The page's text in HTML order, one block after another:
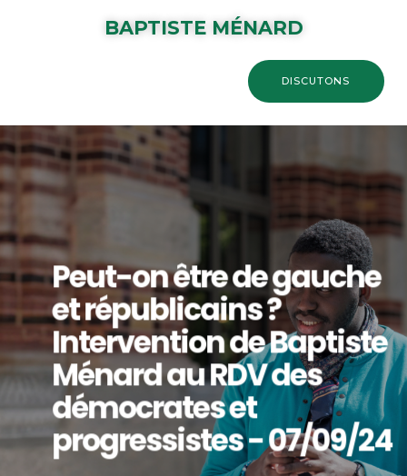
BAPTISTE MÉNARD
DISCUTONS
Peut-on être de gauche
et républicains ?
Intervention de Baptiste
Ménard au RDV des
démocrates et
progressistes - 07/09/24